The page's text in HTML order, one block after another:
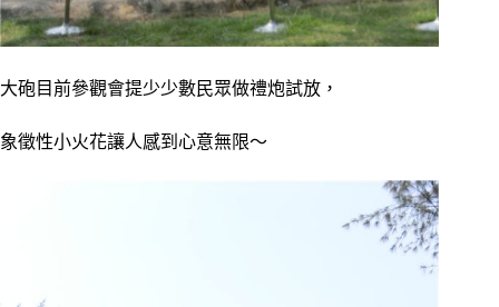
大砲目前參觀會提少少數民眾做禮炮試放，
象徵性小火花讓人感到心意無限～